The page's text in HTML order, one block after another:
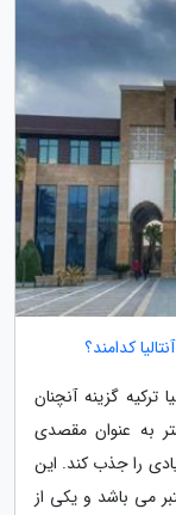
کدامند؟
ترکیه گزینه آنچنان
به عنوان مقصدی
را جذب کند. این
دارای 5 دانشگاه معتبر می باشد و یکی از